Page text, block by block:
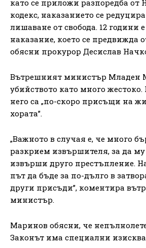
като се приложи разпоредба от
кодекс, наказанието се
лишаване от свобода. 12 години
наказание, което се предвижда
обясни прокурор Десислав
Вътрешният министър Младен
убийството като много жестоко.
него са „по-скоро присъщи на
хората”.
„Важното в случая е, че много
разкрием извършителя, за да
извърши друго престъпление.
път да бъде за по-дълго в
други присъди”, коментира
министър.
Маринов обясни, че
Законът има специални